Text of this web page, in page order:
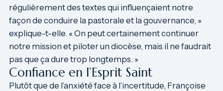
régulièrement des textes qui influençaient notre
façon de conduire la pastorale et la gouvernance, »
explique-t-elle. « On peut certainement continuer
notre mission et piloter un diocèse, mais il ne faudrait
pas que ça dure trop longtemps. »
Confiance en l’Esprit Saint
Plutôt que de l’anxiété face à l’incertitude, Françoise